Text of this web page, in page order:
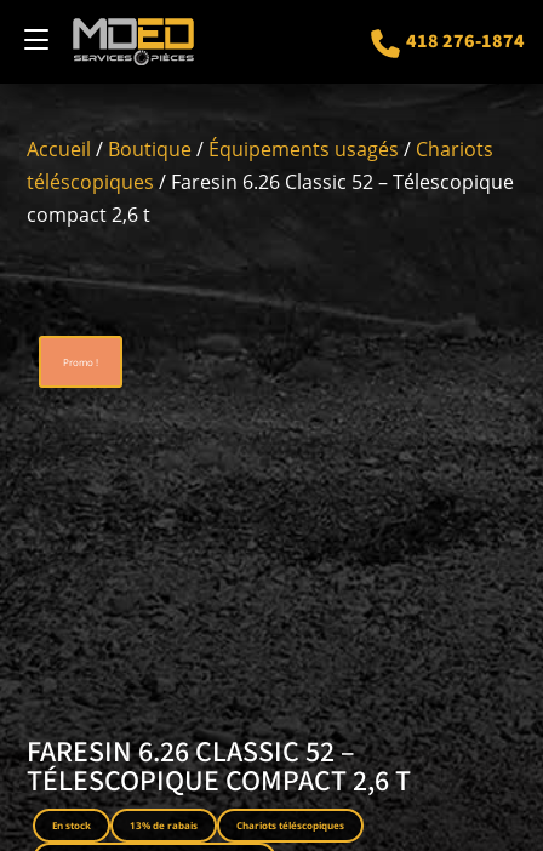
418 276-1874
Accueil / Boutique/ Équipements usagés / Chariots
téléscopiques / Faresin 6.26 Classic 52 – Télescopique
compact 2,6 t
Promo !
FARESIN 6.26 CLASSIC 52 –
TÉLESCOPIQUE COMPACT 2,6 T
En stock 13% de rabais Chariots téléscopiques